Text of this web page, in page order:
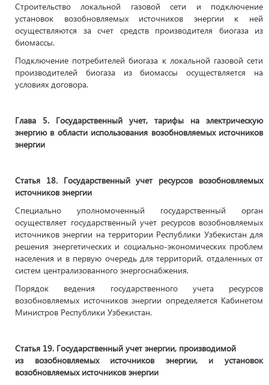
Строительство локальной газовой сети и подключение
установок возобновляемых источников энергии к ней
осуществляются за счет средств производителя биогаза из
биомассы.
Подключение потребителей биогаза к локальной газовой сети
производителей биогаза из биомассы осуществляется на
условиях договора.
Глава 5. Государственный учет, тарифы на электрическую
энергию в области использования возобновляемых источников
энергии
Статья 18. Государственный учет ресурсов возобновляемых
источников энергии
Специально уполномоченный государственный орган
осуществляет государственный учет ресурсов возобновляемых
источников энергии на территории Республики Узбекистан для
решения энергетических и социально-экономических проблем
населения и в первую очередь для территорий, отдаленных от
систем централизованного энергоснабжения.
Порядок ведения государственного учета ресурсов
возобновляемых источников энергии определяется Кабинетом
Министров Республики Узбекистан.
Статья 19. Государственный учет энергии, производимой
из возобновляемых источников энергии, и установок
возобновляемых источников энергии